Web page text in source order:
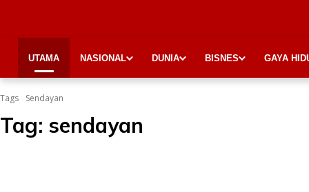
UTAMA NASIONAL DUNIA BISNES GAYA
Tags Sendayan
Tag: sendayan